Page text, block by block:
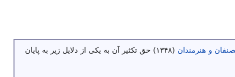
و هنرمندان
(۱۳۴۸) حق تکثیر آن به یکی از دلایل زیر به پایان